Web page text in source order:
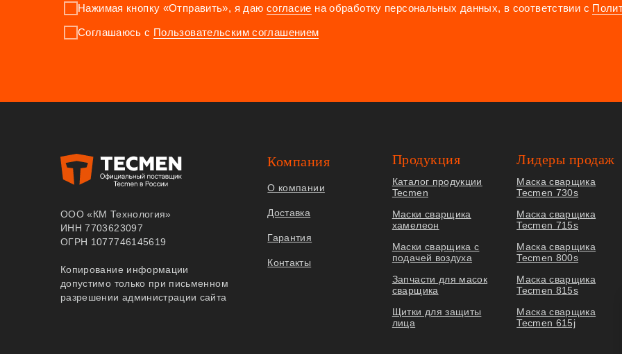
Нажимая кнопку «Отправить», я даю согласие на обработку персональных данных, в соответствии с
Соглашаюсь с Пользовательским соглашением
ООО «КМ Технология»
ИНН 7703623097
ОГРН 1077746145619
Копирование информации
допустимо только при письменном
разрешении администрации сайта
Компания
О компании
Доставка
Гарантия
Контакты
Продукция
Каталог продукции
Tecmen
Маски сварщика
хамелеон
Маски сварщика с
подачей воздуха
Запчасти для масок
сварщика
Щитки для защиты
лица
Лидеры продаж
Маска сварщика
Tecmen 730s
Маска сварщика
Tecmen 715s
Маска сварщика
Tecmen 800s
Маска сварщика
Tecmen 815s
Маска сварщика
Tecmen 615j